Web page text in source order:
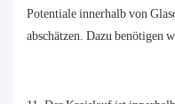
Potentiale innerhalb von
abschätzen. Dazu benötigen